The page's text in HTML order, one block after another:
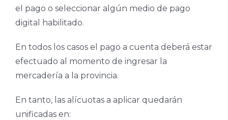
el pago o seleccionar algún medio de pago
digital habilitado.
En todos los casos el pago a cuenta deberá estar
efectuado al momento de ingresar la
mercadería a la provincia.
En tanto, las alícuotas a aplicar quedarán
unificadas en: